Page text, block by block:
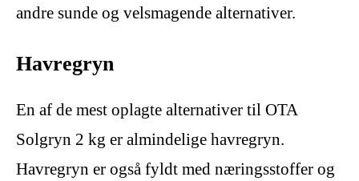
andre sunde og velsmagende alternativer.
Havregryn
En af de mest oplagte alternativer til OTA
Solgryn 2 kg er almindelige havregryn.
Havregryn er også fyldt med næringsstoffer og